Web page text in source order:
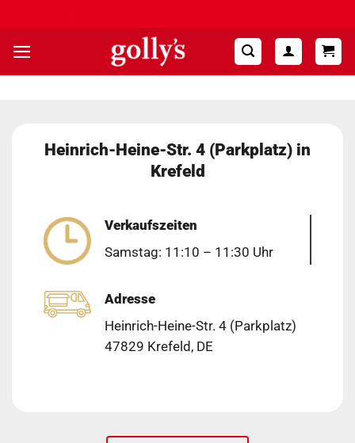
springen
Heinrich-Heine-Str. 4 (Parkplatz) in
Krefeld
Verkaufszeiten
Samstag: 11:10 – 11:30 Uhr
Adresse
Heinrich-Heine-Str. 4 (Parkplatz)
47829 Krefeld, DE